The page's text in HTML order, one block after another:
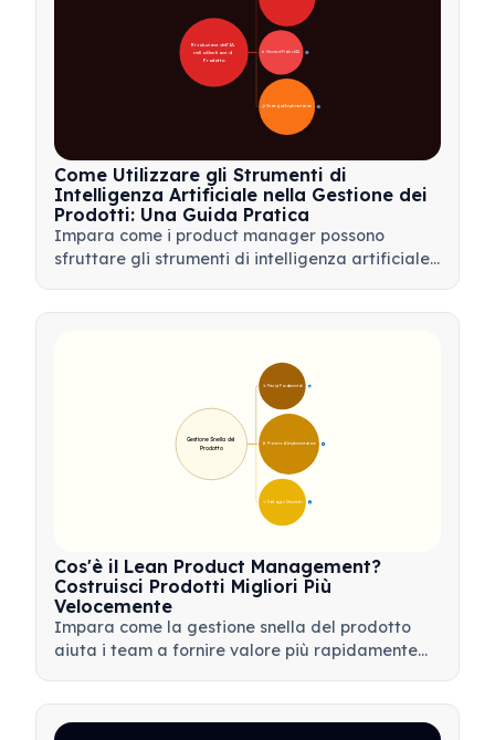
🛠️ Strumenti Pratici di IA
📋 Strategia di Implementazione
Rivoluzione dell'IA
nella Gestione di
Prodotto
Come Utilizzare gli Strumenti di
Intelligenza Artificiale nella Gestione dei
Prodotti: Una Guida Pratica
Impara come i product manager possono
sfruttare gli strumenti di intelligenza artificiale
🎯 Principi Fondamentali
🛠️ Processo di Implementazione
💡 Vantaggi e Strumenti
Gestione Snella del
Prodotto
Cos'è il Lean Product Management?
Costruisci Prodotti Migliori Più
Velocemente
Impara come la gestione snella del prodotto
aiuta i team a fornire valore più rapidamente
più.